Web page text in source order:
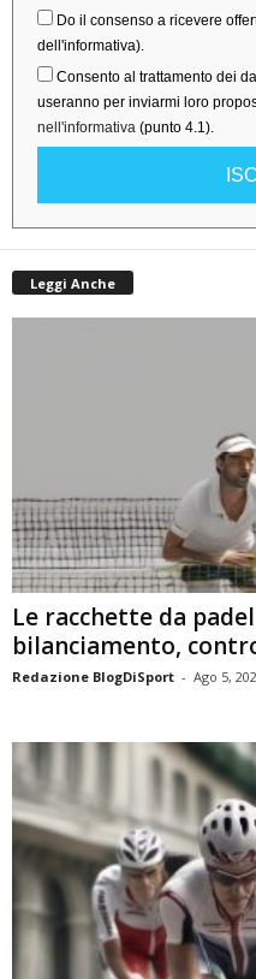
Do il consenso a ricevere
dell'informativa).
Consento al trattamento dei
useranno per inviarmi loro
nell'informativa (punto 4.1).
Leggi Anche
Le racchette da
bilanciamento,
Redazione BlogDiSport - Ago 5,